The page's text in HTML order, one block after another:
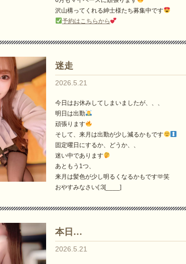
沢山構ってくれる紳士様たち募集中です
予約はこちらから
迷走
2026.5.21
今日はお休みしてしまいましたが、、、
明日は出勤
頑張ります
そして、来月は出勤が少し減るかもです
固定曜日にするか、どうか、、
迷い中であります
あともう1つ、
来月は髪色が少し明るくなるかもです🫶笑
おやすみなさい(:3[____]
本日…
2026.5.21